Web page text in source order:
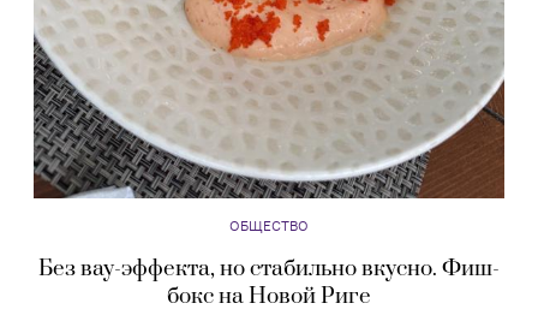
ОБЩЕСТВО
Без вау-эффекта, но стабильно вкусно. Фиш-
бокс на Новой Риге